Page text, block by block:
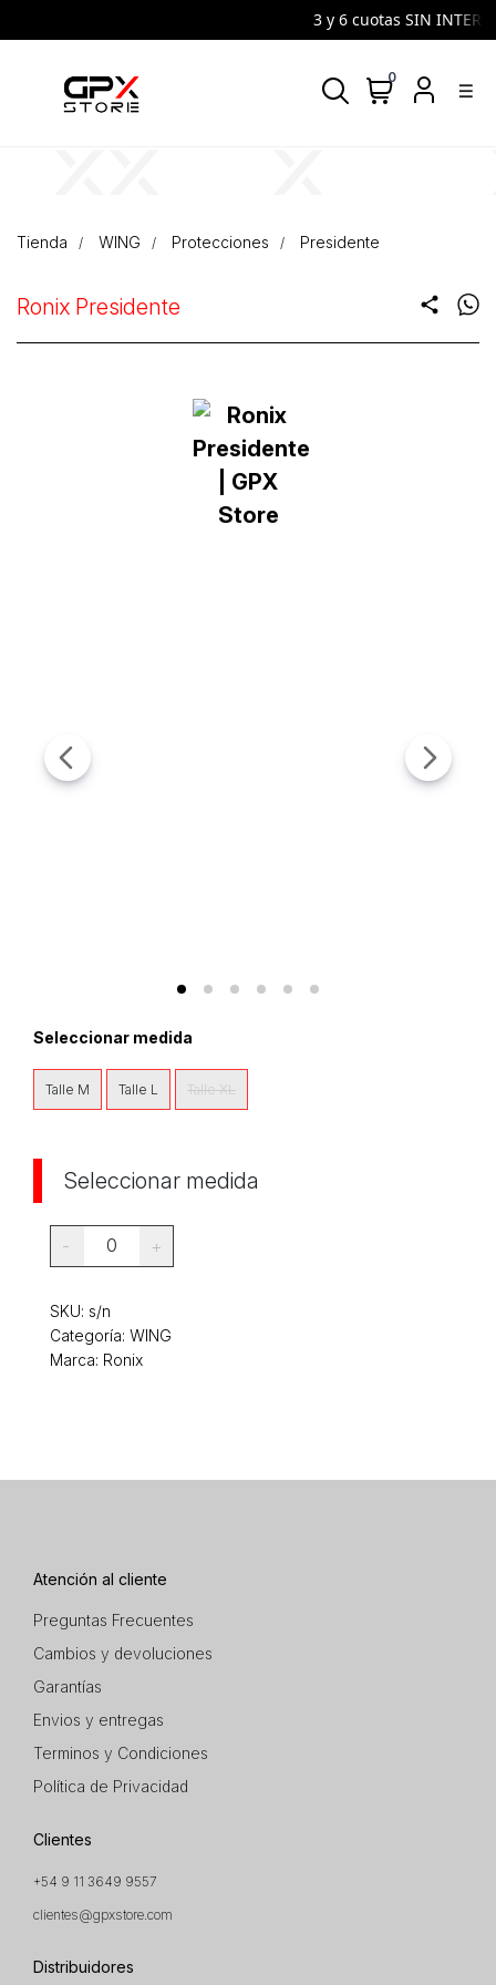
3 y 6 cuotas SIN
density_medium
0
Tienda WING Protecciones Presidente
Ronix Presidente share
Seleccionar medida
Talle M Talle L Talle XL
Seleccionar medida
- 0 +
SKU: s/n
Categoría: WING
Marca: Ronix
Atención al cliente
Preguntas Frecuentes
Cambios y devoluciones
Garantías
Envios y entregas
Terminos y Condiciones
Política de Privacidad
Clientes
+54 9 11 3649 9557
clientes@gpxstore.com
Distribuidores